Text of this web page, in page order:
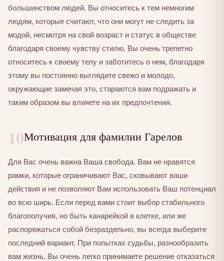
большинством людей. Вы относитесь к тем немногим
людям, которые считают, что они могут не следить за
модой, несмотря на свой возраст и статус в обществе
благодаря своему чувству стилю. Вы очень трепетно
относитесь к своему телу и заботитесь о нем, благодаря
этому вы постоянно выглядите свежо и молодо,
окружающие замечая это, стараются вам подражать и
таким образом вы влияете на их предпочтения.
10Мотивация для фамилии Гарелов
Для Вас очень важна Ваша свобода. Вам не нравятся
рамки, которые ограничивают Вас, сковывают ваши
действия и не позволяют Вам использовать Ваш потенциал
во всю ширь. Если перед вами стоит выбор стабильного
благополучия, но быть канарейкой в клетке, или же
распоряжаться собой безраздельно, вы всегда выберите
последний вариант. При попытках судьбы, разнообразить
вам жизнь, Вы очень легко принимаете решение отказаться